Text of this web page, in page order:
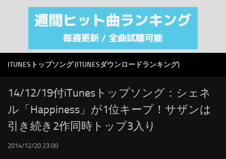
注目カテゴリ
オリジナルiTunes週間トップソング
RSS
LINKS
ITUNESトップソング (ITUNESダウンロードランキング)
14/12/19付iTunesトップソング：シェネ
ル「Happiness」が1位キープ！サザンは
引き続き2作同時トップ3入り
2014/12/20 23:00